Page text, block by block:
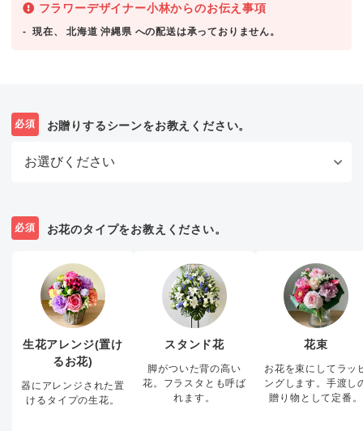
フラワーデザイナー小林からのお伝え事項
現在、 北海道 沖縄県 への配送は承っておりません。
必須 お贈りするシーンをお教えください。
必須 お花のタイプをお教えください。
生花アレンジ(置け
るお花)
器にアレンジされた置
けるタイプの生花。
スタンド花
脚がついた背の高い
花。フラスタとも呼ば
れます。
花束
お花を束にしてラッ
ングします。手渡し
贈り物として定番。